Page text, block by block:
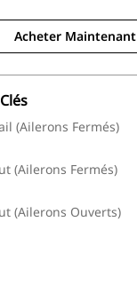
Acheter Maintenant
(ailerons Fermés)
(ailerons Fermés)
(ailerons Ouverts)